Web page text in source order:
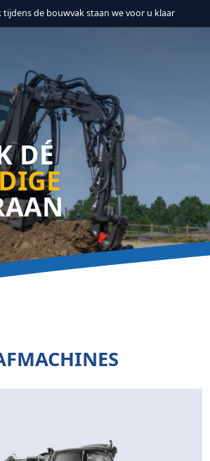
tijdens de bouwvak staan we voor u klaar
DÉ